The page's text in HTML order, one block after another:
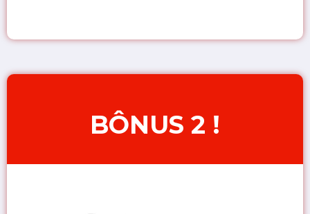
BÔNUS 2 !